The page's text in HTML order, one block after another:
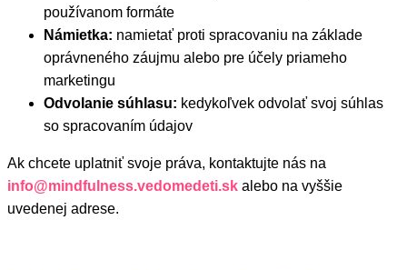
používanom formáte
Námietka: namietať proti spracovaniu na základe
oprávneného záujmu alebo pre účely priameho
marketingu
Odvolanie súhlasu: kedykoľvek odvolať svoj súhlas
so spracovaním údajov
Ak chcete uplatniť svoje práva, kontaktujte nás na
info@mindfulness.vedomedeti.sk alebo na vyššie
uvedenej adrese.